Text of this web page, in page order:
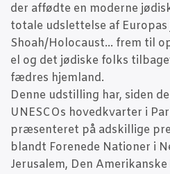
der affød­te en moder­ne
tota­le uds­let­tel­se af Euro­pas
Shoah/Holocaust… frem til
el og det jødi­ske folks
fædres hjemland.
Den­ne udstil­ling har, siden
UNESCOs hoved­kvar­ter i
præ­sen­te­ret på adskil­li­ge
blandt For­e­ne­de Natio­ner i
Jerus­a­lem, Den